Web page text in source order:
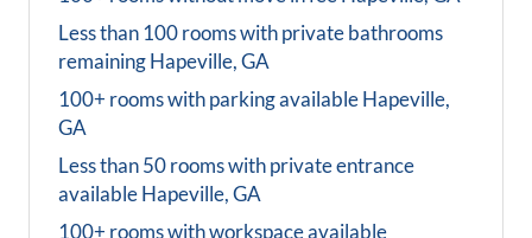
Less than 100 rooms with private bathrooms
remainingHapeville, GA
100+ rooms with parking availableHapeville,
GA
Less than 50 rooms with private entrance
availableHapeville, GA
100+ rooms with workspace available